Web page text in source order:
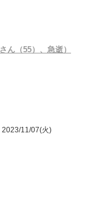
ん（55）、急逝）
2023/11/07(火)